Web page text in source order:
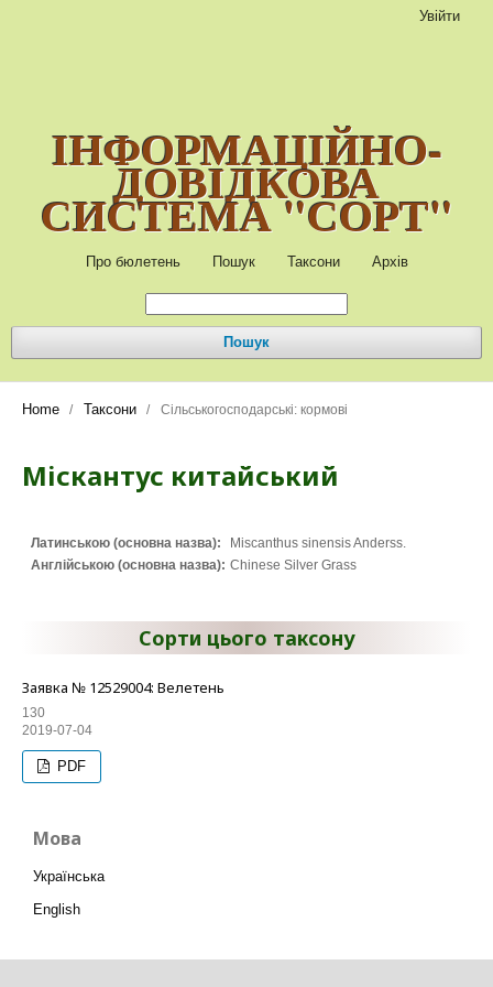
ІНФОРМАЦІЙНО-
ДОВІДКОВА
СИСТЕМА "СОРТ"
Про бюлетень Пошук Таксони Архів
Пошук
Увійти
Home / Таксони / Сільськогосподарські: кормові
Міскантус китайський
Латинською (основна назва):
Miscanthus sinensis Anderss.
Англійською (основна назва): Chinese Silver Grass
Сорти цього таксону
Заявка № 12529004: Велетень
130
2019-07-04
PDF
Мова
Українська
English